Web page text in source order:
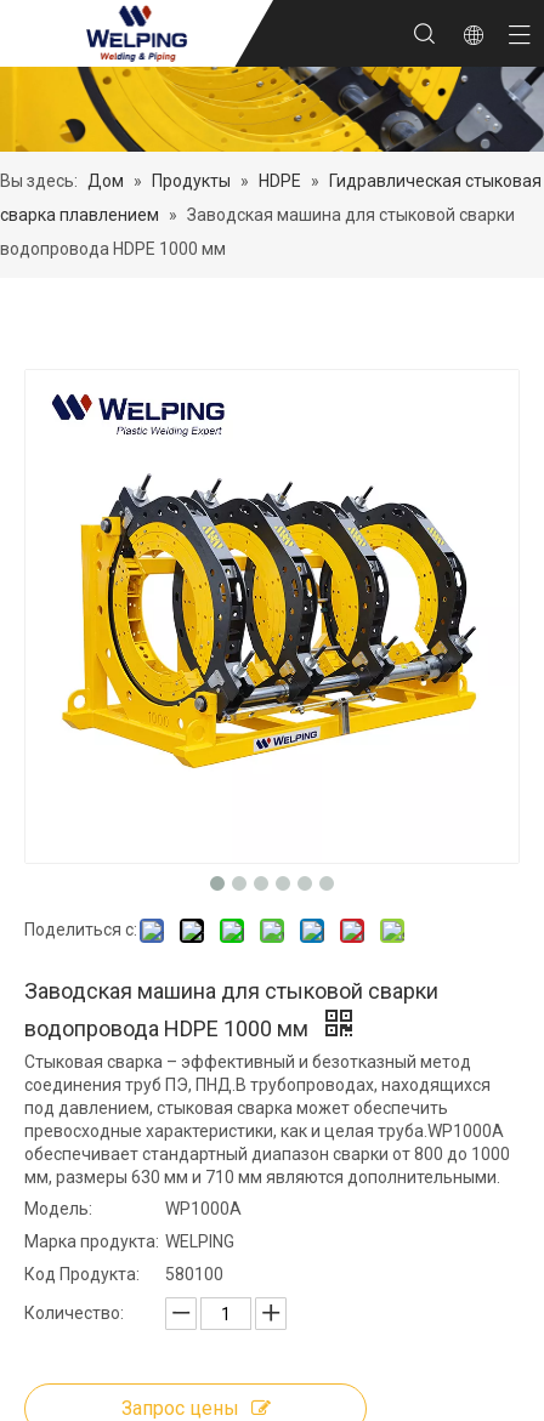
Вы здесь: Дом » Продукты » HDPE »
Гидравлическая стыковая
сварка плавлением
» Заводская машина для стыковой сварки
водопровода HDPE 1000 мм
Поделиться с:
Заводская машина для стыковой сварки
водопровода HDPE 1000 мм
Стыковая сварка – эффективный и безотказный метод
соединения труб ПЭ, ПНД.В трубопроводах, находящихся
под давлением, стыковая сварка может обеспечить
превосходные характеристики, как и целая труба.WP1000A
обеспечивает стандартный диапазон сварки от 800 до 1000
мм, размеры 630 мм и 710 мм являются дополнительными.
Модель:
WP1000A
Марка продукта: WELPING
Код Продукта:
580100
Количество:
Запрос цены